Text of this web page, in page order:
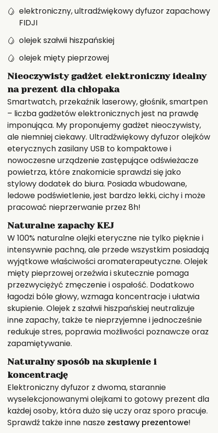
elektroniczny, ultradźwiękowy dyfuzor zapachowy
FIDJI
olejek szałwii hiszpańskiej
olejek mięty pieprzowej
Nieoczywisty gadżet elektroniczny idealny
na prezent dla chłopaka
Smartwatch, przekaźnik laserowy, głośnik, smartpen
– liczba gadżetów elektronicznych jest na prawdę
imponująca. My proponujemy gadżet nieoczywisty,
ale niemniej ciekawy. Ultradźwiękowy dyfuzor olejków
eterycznych zasilany USB to kompaktowe i
nowoczesne urządzenie zastępujące odświeżacze
powietrza, które znakomicie sprawdzi się jako
stylowy dodatek do biura. Posiada wbudowane,
ledowe podświetlenie, jest bardzo lekki, cichy i może
pracować nieprzerwanie przez 8h!
Naturalne zapachy KEJ
W 100% naturalne olejki eteryczne nie tylko pięknie i
intensywnie pachną, ale przede wszystkim posiadają
wyjątkowe właściwości aromaterapeutyczne. Olejek
mięty pieprzowej orzeźwia i skutecznie pomaga
przezwyciężyć zmęczenie i ospałość. Dodatkowo
łagodzi bóle głowy, wzmaga koncentracje i ułatwia
skupienie. Olejek z szałwii hiszpańskiej neutralizuje
inne zapachy, także te nieprzyjemne i jednocześnie
redukuje stres, poprawia możliwości poznawcze oraz
zapamiętywanie.
Naturalny sposób na skupienie i
koncentrację
Elektroniczny dyfuzor z dwoma, starannie
wyselekcjonowanymi olejkami to gotowy prezent dla
każdej osoby, która dużo się uczy oraz sporo pracuje.
Sprawdź także inne nasze zestawy prezentowe!